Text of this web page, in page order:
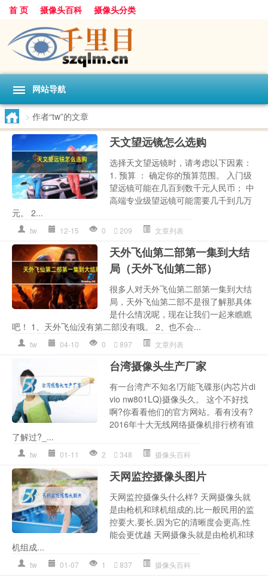
首 页 摄像头百科 摄像头分类
网站导航
> 作者“tw”的文章
天文望远镜怎么选购
选择天文望远镜时，请考虑以下因素：
1. 预算 ： 确定你的预算范围。 入门级
望远镜可能在几百到数千元人民币； 中
高端专业级望远镜可能需要几千到几万
元。 2...
tw 12-15 0 209 文章列表
天外飞仙第二部第一集到大结
局（天外飞仙第二部）
很多人对天外飞仙第二部第一集到大结
局，天外飞仙第二部不是很了解那具体
是什么情况呢，现在让我们一起来瞧瞧
吧！ 1、天外飞仙没有第二部没有哦。 2、也不会...
tw 04-10 0 897 文章列表
台湾摄像头生产厂家
有一台湾产不知名!万能飞碟形(内芯片di
vio nw801LQ)摄像头久。 这个不好找
啊?你看看他们的官方网站。看有没有?
2016年十大无线网络摄像机排行榜有谁
了解过?_...
tw 01-11 2 348 摄像头百科
天网监控摄像头图片
天网监控摄像头什么样? 天网摄像头就
是由枪机和球机组成的,比一般民用的监
控要大,要长,因为它的清晰度会更高,性
能会更优越 天网摄像头就是由枪机和球
机组成...
tw 01-07 1 837 摄像头百科